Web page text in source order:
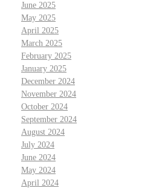
June 2025
May 2025
April 2025
March 2025
February 2025
January 2025
December 2024
November 2024
October 2024
September 2024
August 2024
July 2024
June 2024
May 2024
April 2024